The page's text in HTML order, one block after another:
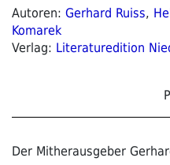
Autoren: Gerhard Ruiss,
Komarek
Verlag: Literaturedition
Der Mitherausgeber